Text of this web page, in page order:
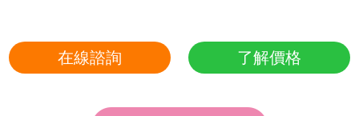
在線諮詢 了解價格